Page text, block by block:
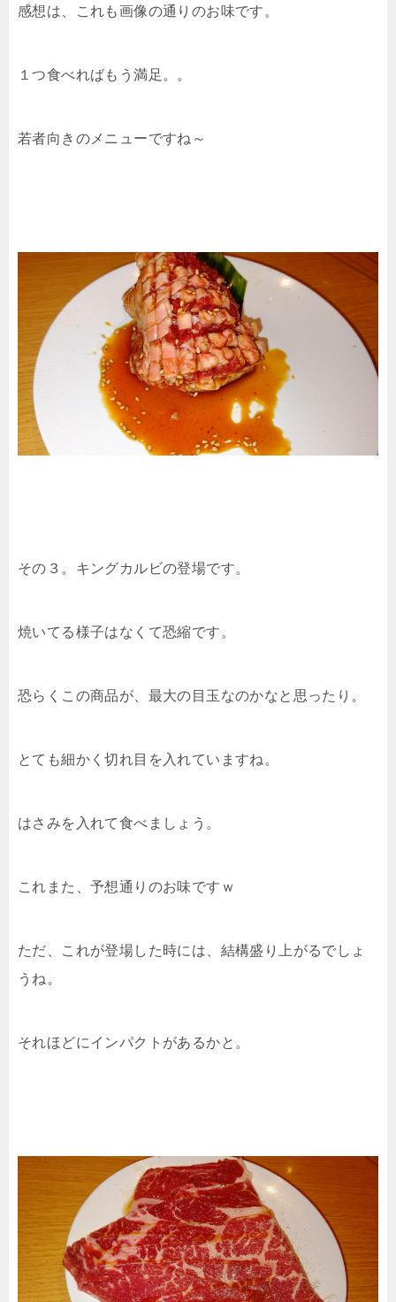
感想は、これも画像の通りのお味です。
１つ食べればもう満足。。
若者向きのメニューですね～
その３。キングカルビの登場です。
焼いてる様子はなくて恐縮です。
恐らくこの商品が、最大の目玉なのかなと思ったり。
とても細かく切れ目を入れていますね。
はさみを入れて食べましょう。
これまた、予想通りのお味ですｗ
ただ、これが登場した時には、結構盛り上がるでしょ
うね。
それほどにインパクトがあるかと。